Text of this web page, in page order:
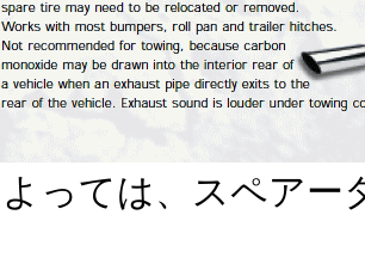
っては、スペアー